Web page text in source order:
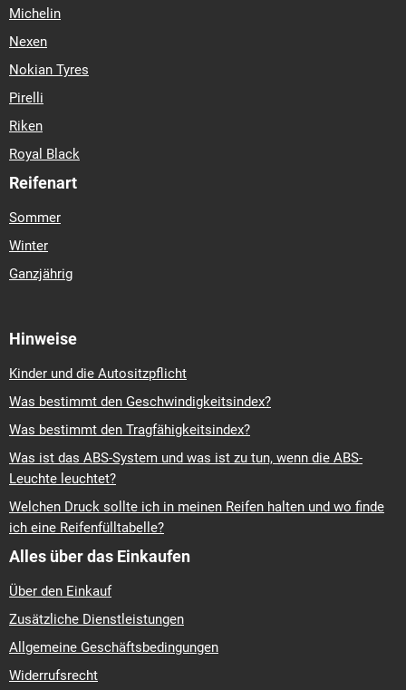
Michelin
Nexen
Nokian Tyres
Pirelli
Riken
Royal Black
Reifenart
Sommer
Winter
Ganzjährig
Hinweise
Kinder und die Autositzpflicht
Was bestimmt den Geschwindigkeitsindex?
Was bestimmt den Tragfähigkeitsindex?
Was ist das ABS-System und was ist zu tun, wenn die ABS-
Leuchte leuchtet?
Welchen Druck sollte ich in meinen Reifen halten und wo finde
ich eine Reifenfülltabelle?
Alles über das Einkaufen
Über den Einkauf
Zusätzliche Dienstleistungen
Allgemeine Geschäftsbedingungen
Widerrufsrecht